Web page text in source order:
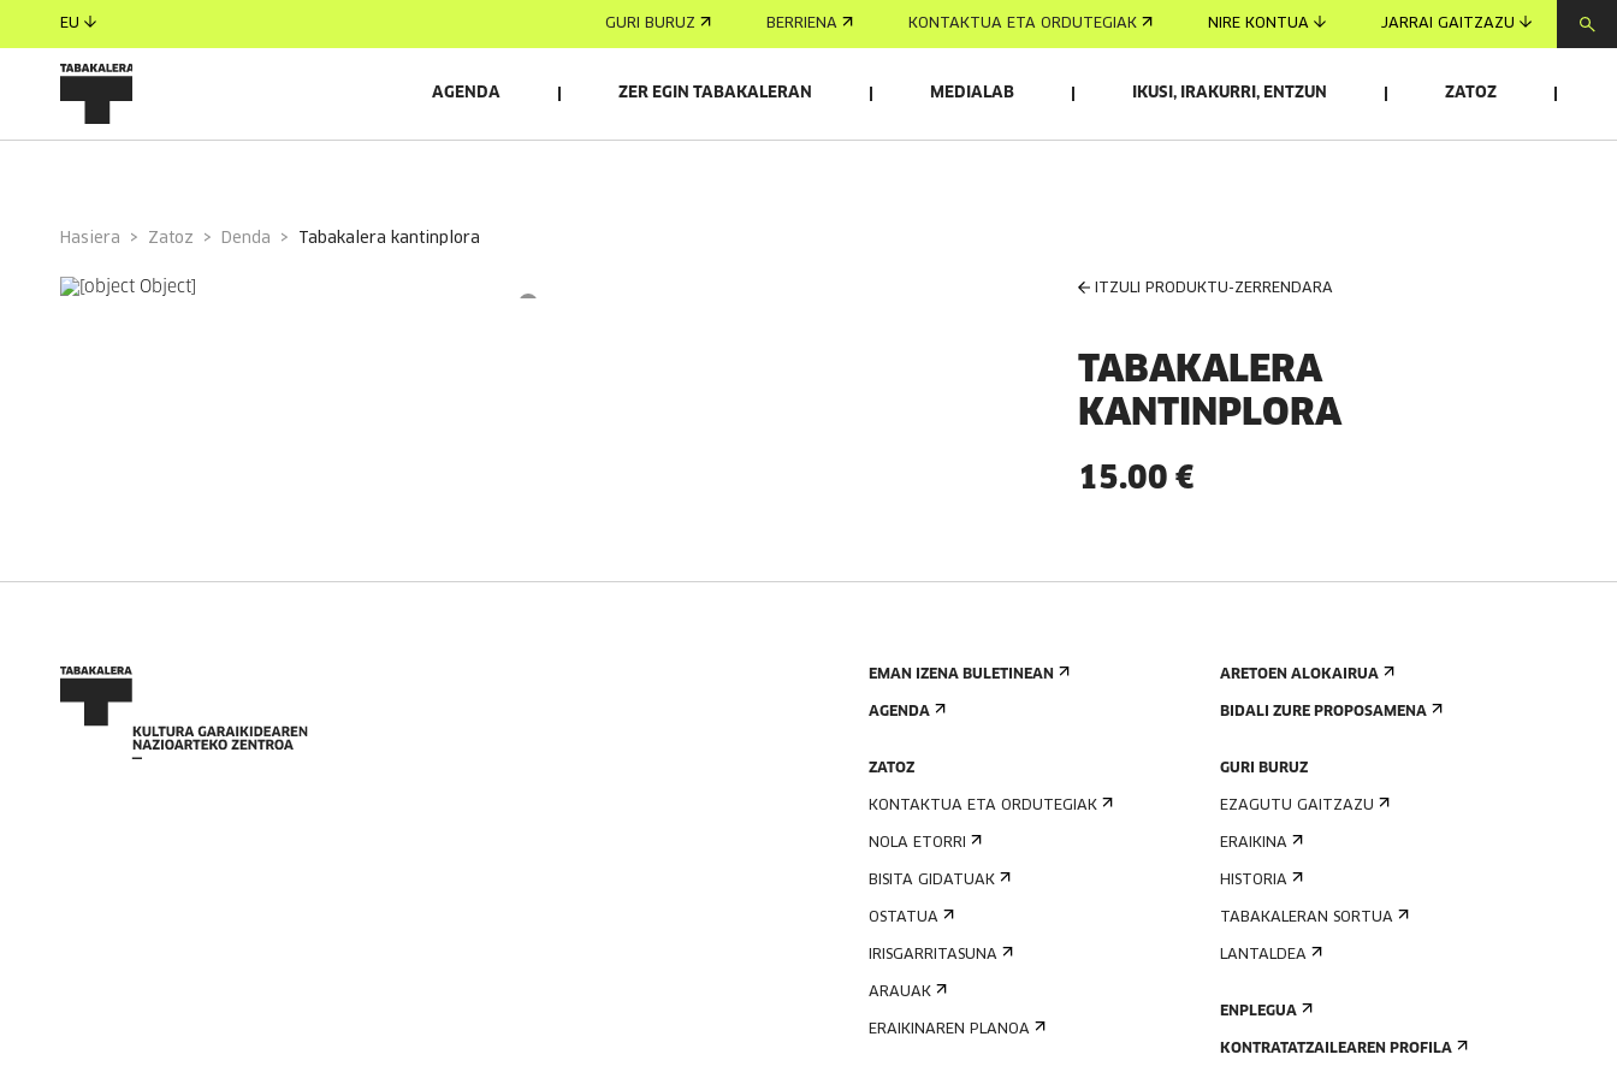
EU GURI BURUZ BERRIENA KONTAKTUA ETA ORDUTEGIAK NIRE KONTUA JARRAI GAITZAZU
AGENDA ZER EGIN TABAKALERAN MEDIALAB IKUSI, IRAKURRI, ENTZUN ZATOZ
Hasiera Zatoz Denda tabakalera kantinplora
ITZULI PRODUKTU-ZERRENDARA
TABAKALERA
KANTINPLORA
15.00 €
EMAN IZENA BULETINEAN
AGENDA
ZATOZ
KONTAKTUA ETA ORDUTEGIAK
NOLA ETORRI
BISITA GIDATUAK
OSTATUA
IRISGARRITASUNA
ARAUAK
ERAIKINAREN PLANOA
ARETOEN ALOKAIRUA
BIDALI ZURE PROPOSAMENA
GURI BURUZ
EZAGUTU GAITZAZU
ERAIKINA
HISTORIA
TABAKALERAN SORTUA
LANTALDEA
ENPLEGUA
KONTRATATZAILEAREN PROFILA